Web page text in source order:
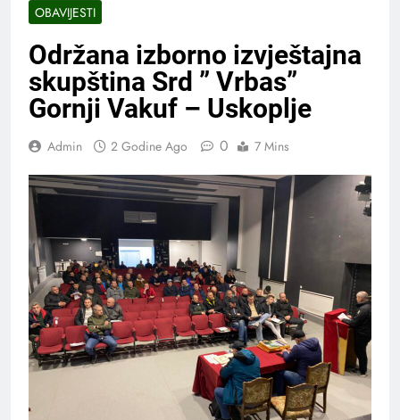
OBAVIJESTI
Održana izborno izvještajna
skupština Srd ” Vrbas”
Gornji Vakuf – Uskoplje
Admin 2 Godine Ago 0 7 Mins